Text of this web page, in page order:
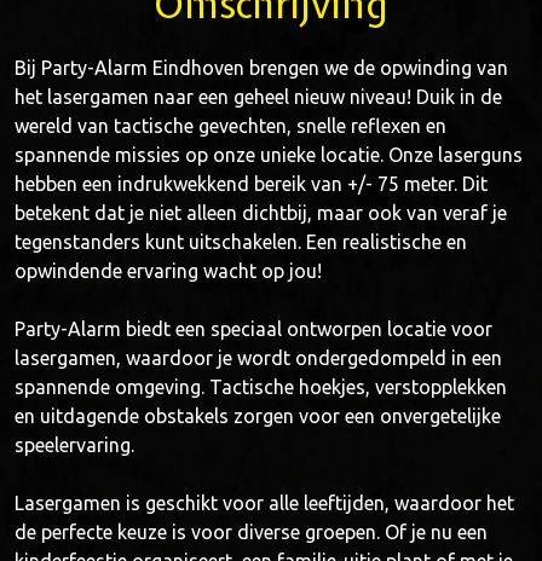
Bij Party-Alarm Eindhoven brengen we de opwinding van
het lasergamen naar een geheel nieuw niveau! Duik in de
wereld van tactische gevechten, snelle reflexen en
spannende missies op onze unieke locatie. Onze laserguns
hebben een indrukwekkend bereik van +/- 75 meter. Dit
betekent dat je niet alleen dichtbij, maar ook van veraf je
tegenstanders kunt uitschakelen. Een realistische en
opwindende ervaring wacht op jou!
Party-Alarm biedt een speciaal ontworpen locatie voor
lasergamen, waardoor je wordt ondergedompeld in een
spannende omgeving. Tactische hoekjes, verstopplekken
en uitdagende obstakels zorgen voor een onvergetelijke
speelervaring.
Lasergamen is geschikt voor alle leeftijden, waardoor het
de perfecte keuze is voor diverse groepen. Of je nu een